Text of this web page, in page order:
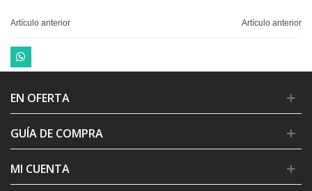
Artículo anterior Artículo anterior
EN OFERTA
GUÍA DE COMPRA
MI CUENTA